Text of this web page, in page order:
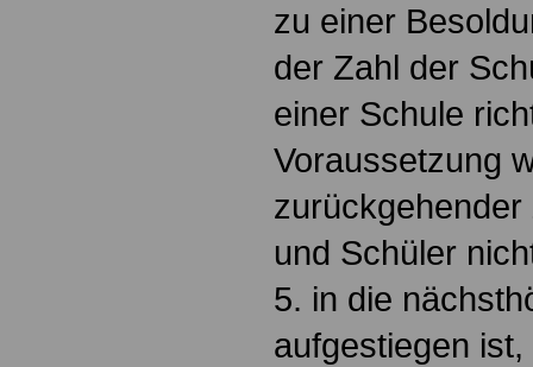
zu einer
der Zahl der
einer Schule
Voraussetzung
und Schüler
5. in die
aufgestiegen ist,